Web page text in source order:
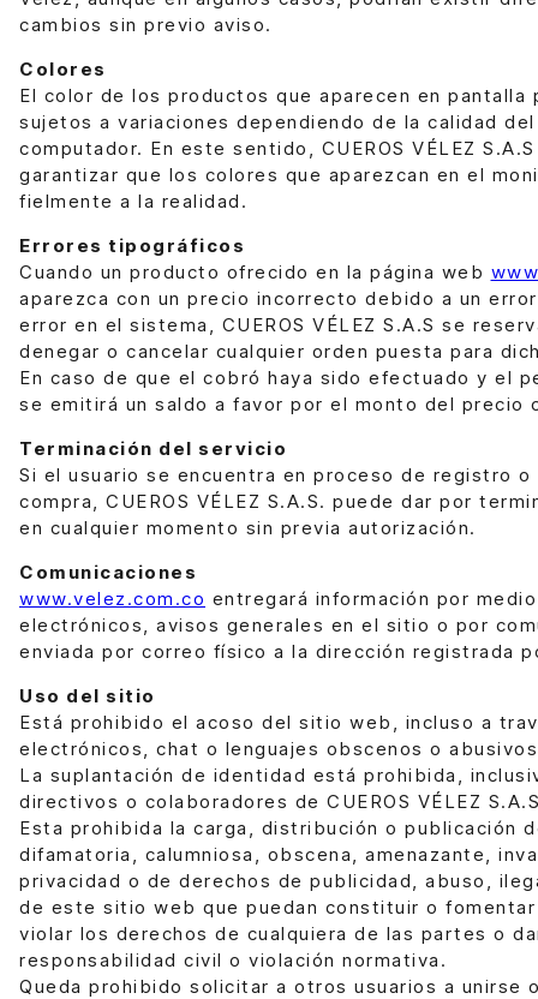
cambios sin previo aviso.
Colores
El color de los productos que aparecen en pantalla
sujetos a variaciones dependiendo de la calidad
computador. En este sentido, CUEROS VÉLEZ
garantizar que los colores que aparezcan en el
fielmente a la realidad.
Errores tipográficos
Cuando un producto ofrecido en la página web
aparezca con un precio incorrecto debido a un
error en el sistema, CUEROS VÉLEZ S.A.S se
denegar o cancelar cualquier orden puesta para
En caso de que el cobró haya sido efectuado y el
se emitirá un saldo a favor por el monto del precio
Terminación del servicio
Si el usuario se encuentra en proceso de registro
compra, CUEROS VÉLEZ S.A.S. puede dar por
en cualquier momento sin previa autorización.
Comunicaciones
www.velez.com.co entregará información por
electrónicos, avisos generales en el sitio o por
enviada por correo físico a la dirección registrada
Uso del sitio
Está prohibido el acoso del sitio web, incluso a
electrónicos, chat o lenguajes obscenos o
La suplantación de identidad está prohibida,
directivos o colaboradores de CUEROS VÉLEZ
Esta prohibida la carga, distribución o publicación
difamatoria, calumniosa, obscena, amenazante,
privacidad o de derechos de publicidad, abuso,
de este sitio web que puedan constituir o
violar los derechos de cualquiera de las partes o
responsabilidad civil o violación normativa.
Queda prohibido solicitar a otros usuarios a unirse